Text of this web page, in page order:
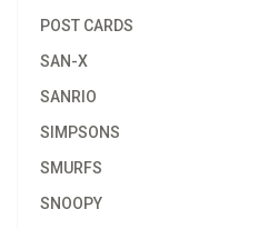
POST CARDS
SAN-X
SANRIO
SIMPSONS
SMURFS
SNOOPY